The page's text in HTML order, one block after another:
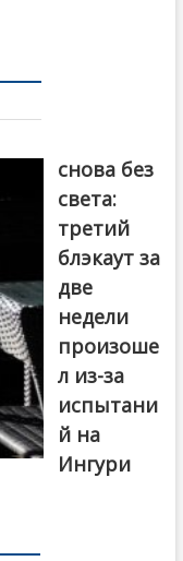
снова без
света:
третий
блэкаут за
две
недели
произоше
л из-за
испытани
й на
Ингури